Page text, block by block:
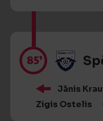
85’
Jānis
Zigis Ostelis